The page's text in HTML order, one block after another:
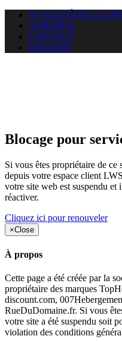
SI VOUS ÊTES LE
A PROPOS
CONTACT
ENGLISH
Blocage pour
Si vous êtes propriétaire de
depuis votre espace client
votre site web est suspendu
réactiver.
Cliquez ici pour renouveler
×Close
À propos
Cette page a été créée par la
propriétaire des marques
discount.com,
RueDuDomaine.fr. Si vous
votre site a été suspendu soit
violation des conditions